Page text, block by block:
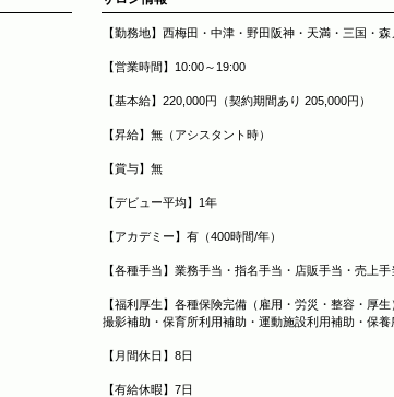
【勤務地】西梅田・中津・野田阪神・天満・三国・
【営業時間】10:00～19:00
【基本給】220,000円（契約期間あり 205,000円）
【昇給】無（アシスタント時）
【賞与】無
【デビュー平均】1年
【アカデミー】有（400時間/年）
【各種手当】業務手当・指名手当・店販手当・売上手
【福利厚生】各種保険完備（雇用・労災・整容・厚
撮影補助・保育所利用補助・運動施設利用補助・保養
【月間休日】8日
【有給休暇】7日